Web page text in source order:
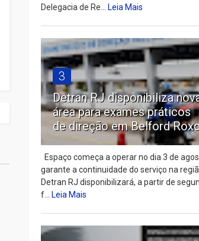
Delegacia de Re...Leia Mais
3
Detran RJ disponibiliza
área para exames práticos
de direção em Belford
Espaço começa a operar no dia 3 de
garante a continuidade do serviço na
Detran RJ disponibilizará, a partir de
f...Leia Mais